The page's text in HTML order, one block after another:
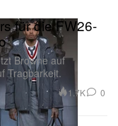
für die FW26-
Browne auf
Tragbarkeit.
1.7K 0